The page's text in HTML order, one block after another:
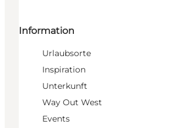
Information
Urlaubsorte
Inspiration
Unterkunft
Way Out West
Events